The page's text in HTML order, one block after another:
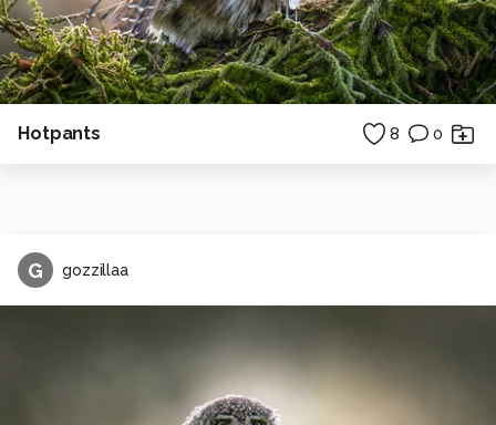
Hotpants 8 0
G gozzillaa